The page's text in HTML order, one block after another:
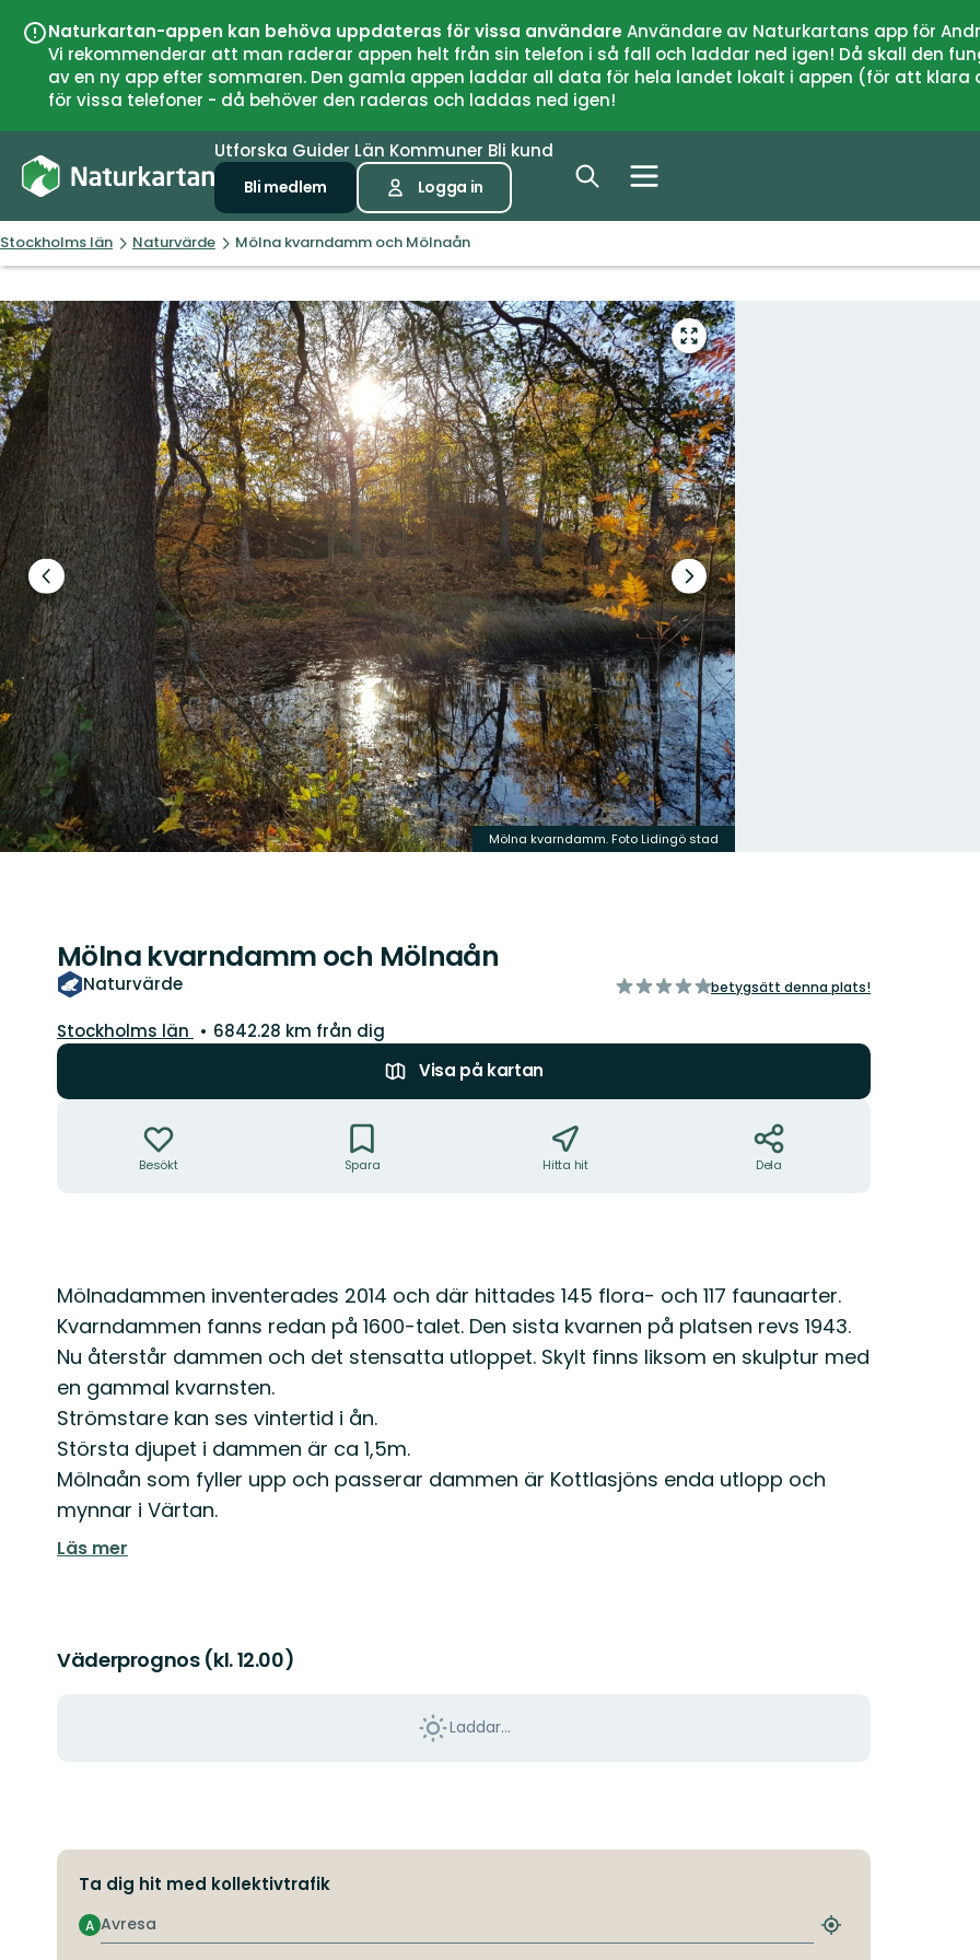
Naturkartan-appen kan behöva uppdateras för vissa användareAnvändare av Naturkartans app för
Vi rekommenderar att man raderar appen helt från sin telefon i så fall och laddar ned igen! Då skall den
av en ny app efter sommaren. Den gamla appen laddar all data för hela landet lokalt i appen (för att
för vissa telefoner - då behöver den raderas och laddas ned igen!
Utforska Guider Län Kommuner Bli kund
Bli medlem Logga in
Stockholms län Naturvärde Mölna kvarndamm och Mölnaån
Gå
till
helskärmsläge
Föregående
bild
Nästa
bildspel
Mölna kvarndamm. Foto Lidingö stad
Mölna kvarndamm och Mölnaån
Naturvärde
av
betygsätt denna plats!
Län:
Stockholms län
6842.28 km från dig
Visa på kartan
Besökt Spara Hitta hit Dela
Beskrivning
Mölnadammen inventerades 2014 och där hittades 145 flora- och 117 faunaarter.
Kvarndammen fanns redan på 1600-talet. Den sista kvarnen på platsen revs 1943.
Nu återstår dammen och det stensatta utloppet. Skylt finns liksom en skulptur med
en gammal kvarnsten.
Strömstare kan ses vintertid i ån.
Största djupet i dammen är ca 1,5m.
Mölnaån som fyller upp och passerar dammen är Kottlasjöns enda utlopp och
mynnar i Värtan.
Läs mer
Väderprognos (kl. 12.00)
Laddar...
Ta dig hit med kollektivtrafik
Avresa
A
Hitta